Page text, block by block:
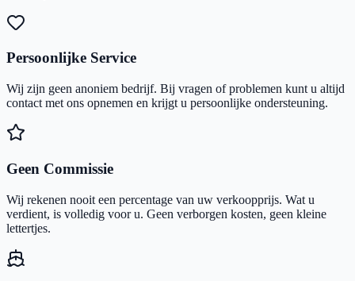
Persoonlijke Service
Wij zijn geen anoniem bedrijf. Bij vragen of problemen kunt u altijd
contact met ons opnemen en krijgt u persoonlijke ondersteuning.
Geen Commissie
Wij rekenen nooit een percentage van uw verkoopprijs. Wat u
verdient, is volledig voor u. Geen verborgen kosten, geen kleine
lettertjes.